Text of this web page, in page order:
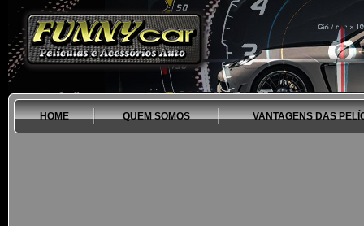
HOME QUEM SOMOS VANTAGENS DAS